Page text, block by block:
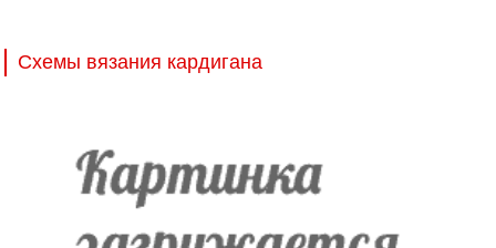
Схемы вязания кардигана